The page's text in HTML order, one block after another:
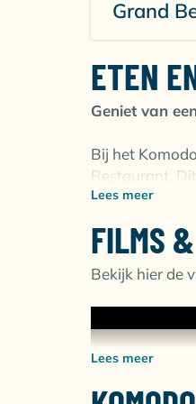
Grand
ETEN
Geniet van
Bij het
Restaurant.
en natuurlijke
Rustige
16
Inclusief
Lees meer
FILMS
Bekijk hier de
Lees meer